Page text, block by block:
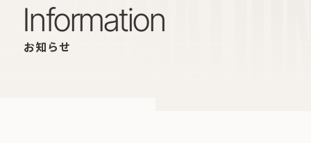
information
お知らせ